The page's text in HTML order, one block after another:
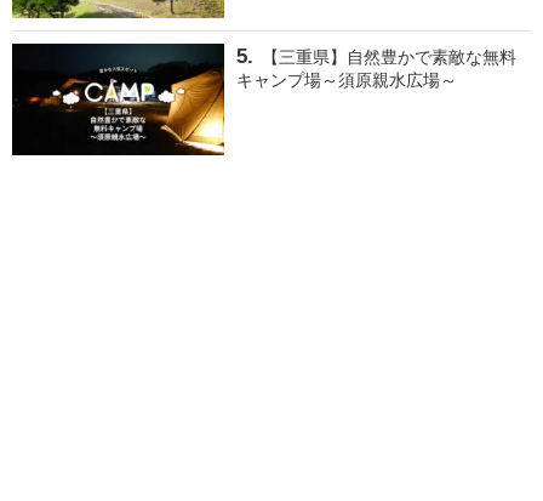
【三重県】自然豊かで素敵な無料
キャンプ場～須原親水広場～